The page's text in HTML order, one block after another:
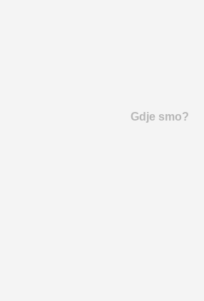
Gdje smo?